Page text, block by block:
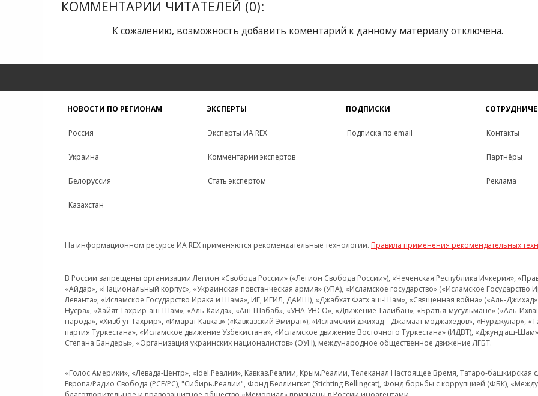
КОММЕНТАРИИ ЧИТАТЕЛЕЙ (0):
К сожалению, возможность добавить коментарий к данному материалу отключена.
НОВОСТИ ПО РЕГИОНАМ
Россия
Украина
Белоруссия
Казахстан
ЭКСПЕРТЫ
Эксперты ИА REX
Комментарии экспертов
Стать экспертом
ПОДПИСКИ
Подписка по email Контакты
Партнёры
Реклама
На информационном ресурсе ИА REX применяются рекомендательные технологии. Правила применения рекомендательных
В России запрещены организации Легион «Свобода России» («Легион Свобода России»), «Чеченская Республика Ичкерия»,
«Айдар», «Национальный корпус», «Украинская повстанческая армия» (УПА), «Исламское государство» («Исламское
Леванта», «Исламское Государство Ирака и Шама», ИГ, ИГИЛ, ДАИШ), «Джабхат Фатх аш-Шам», «Священная война» («Аль-Джихад»
Нусра», «Хайят Тахрир-аш-Шам», «Аль-Каида», «Аш-Шабаб», «УНА-УНСО», «Движение Талибан», «Братья-мусульмане» («Аль-
народа», «Хизб ут-Тахрир», «Имарат Кавказ» («Кавказский Эмират»), «Исламский джихад – Джамаат моджахедов», «Нурджулар»,
партия Туркестана», «Исламское движение Узбекистана», «Исламское движение Восточного Туркестана» (ИДВТ), «Джунд аш-
Степана Бандеры», «Организация украинских националистов» (ОУН), международное общественное движение ЛГБТ.
«Голос Америки», «Левада-Центр», «Idel.Реалии», Кавказ.Реалии, Крым.Реалии, Телеканал Настоящее Время, Татаро-
Европа/Радио Свобода (PCE/PC), "Сибирь.Реалии", Фонд Беллингкет (Stichting Bellingcat), Фонд борьбы с коррупцией (ФБК),